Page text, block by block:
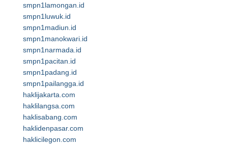
smpn1lamongan.id
smpn1luwuk.id
smpn1madiun.id
smpn1manokwari.id
smpn1narmada.id
smpn1pacitan.id
smpn1padang.id
smpn1pailangga.id
haklijakarta.com
haklilangsa.com
haklisabang.com
haklidenpasar.com
haklicilegon.com